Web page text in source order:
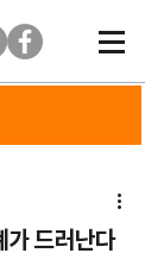
가 드러난다